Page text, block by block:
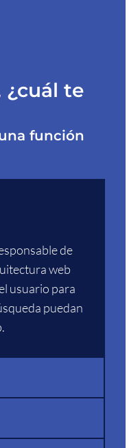
¿cuál te
función
de
web
usuario para
puedan